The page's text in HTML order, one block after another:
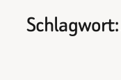
Schlagwort: